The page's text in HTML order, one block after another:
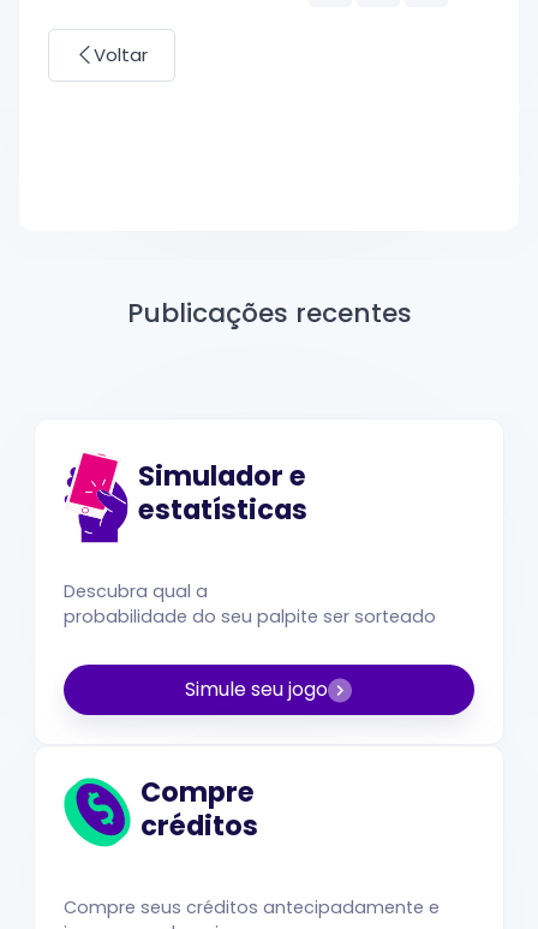
Voltar
Publicações recentes
Simulador e
estatísticas
Descubra qual a
probabilidade do seu palpite ser sorteado
Simule seu jogo
Compre
créditos
Compre seus créditos antecipadamente e